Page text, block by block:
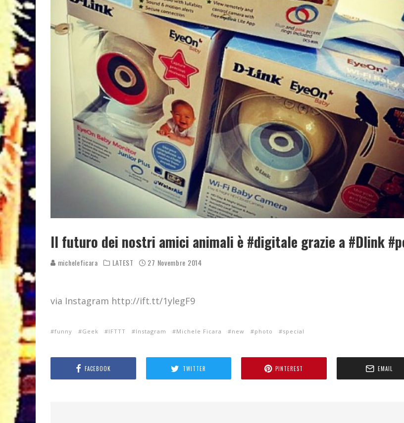
Il futuro dei nostri amici animali è #digitale grazie a #Dlink
micheleficara LATEST 27 Novembre 2014
via Instagram http://ift.tt/1ylegF9
funny Geek IFTTT Instagram Michele Ficara new photo special
FACEBOOK TWITTER PINTEREST EMAIL